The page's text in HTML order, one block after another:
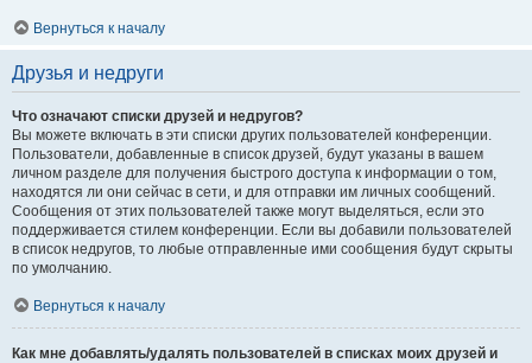
Вернуться к началу
Друзья и недруги
Что означают списки друзей и недругов?
Вы можете включать в эти списки других пользователей конференции.
Пользователи, добавленные в список друзей, будут указаны в вашем
личном разделе для получения быстрого доступа к информации о том,
находятся ли они сейчас в сети, и для отправки им личных сообщений.
Сообщения от этих пользователей также могут выделяться, если это
поддерживается стилем конференции. Если вы добавили пользователей
в список недругов, то любые отправленные ими сообщения будут скрыты
по умолчанию.
Вернуться к началу
Как мне добавлять/удалять пользователей в списках моих друзей и